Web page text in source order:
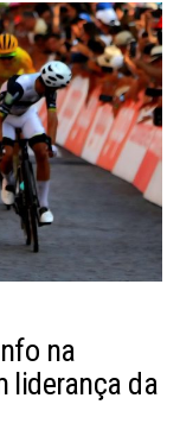
na
liderança da